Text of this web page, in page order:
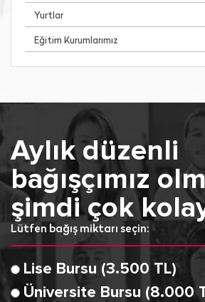
Yurtlar
Eğitim Kurumlarımız
Aylık düzenli
bağışçımız
şimdi çok
Lütfen bağış miktarı seçin:
Lise Bursu (3.500 TL)
Üniversite Bursu (8.000